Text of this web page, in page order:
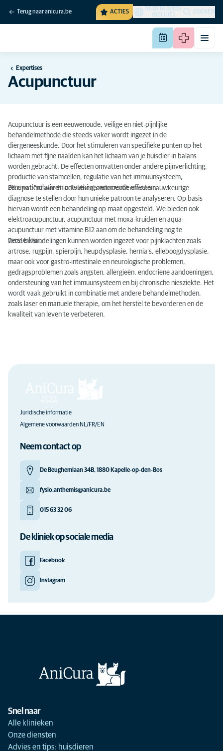
Terug naar anicura.be ACTIES
NEDERLANDS
(BELGIË)
ZOEKEN
Expertises
Acupunctuur
Acupunctuur is een eeuwenoude, veilige en niet-pijnlijke
behandelmethode die steeds vaker wordt ingezet in de
diergeneeskunde. Door het stimuleren van specifieke punten op het
lichaam met fijne naalden kan het lichaam van je huisdier in balans
worden gebracht. De effecten omvatten onder andere pijnverlichting,
productie van stamcellen, regulatie van het immuunsysteem,
zenuwstimulatie en ontstekingsremmende effecten.
Elke patiënt wordt individueel onderzocht om een nauwkeurige
diagnose te stellen door hun unieke patroon te analyseren. Op basis
hiervan wordt een behandeling op maat opgesteld. We bieden ook
elektroacupunctuur, acupunctuur met moxa-kruiden en aqua-
acupunctuur met vitamine B12 aan om de behandeling nog te
versterken.
Deze behandelingen kunnen worden ingezet voor pijnklachten zoals
artrose, rugpijn, spierpijn, heupdysplasie, hernia’s, elleboogdysplasie,
maar ook voor gastro-intestinale en neurologische problemen,
gedragsproblemen zoals angsten, allergieën, endocriene aandoeningen,
ondersteuning van het immuunsysteem en bij chronische niesziekte. Het
wordt vaak gebruikt in combinatie met andere behandelmethoden,
zoals laser en manuele therapie, om het herstel te bevorderen en de
kwaliteit van leven te verbeteren.
Juridische informatie
Algemene voorwaarden NL/FR/EN
Neem contact op
De Beughemlaan 34B, 1880 Kapelle-op-den-Bos
fysio.anthemis@anicura.be
015 63 32 06
De kliniek op sociale media
Facebook
Instagram
Snel naar
Alle klinieken
Onze diensten
Advies en tips: huisdieren